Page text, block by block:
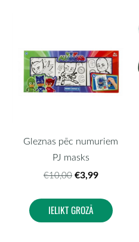
Gleznas pēc numuriem
PJ masks
€10,00 €3,99
IELIKT GROZĀ